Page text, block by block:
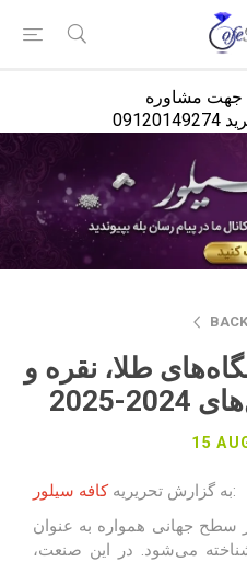
طلا، نقره و
2025
15
به گزارش تحریریهکافه سیلور
:
سطح جهانی همواره به عنوان
می‌شود. در این صنعت،